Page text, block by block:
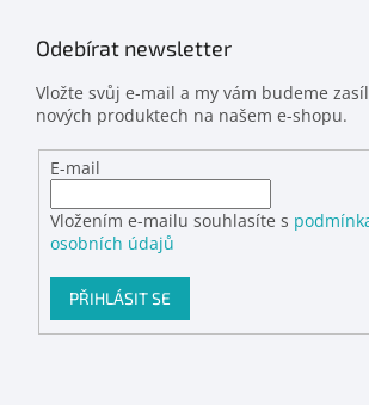
Odebírat newsletter
Vložte svůj e-mail a my vám budeme
nových produktech na našem e-shopu.
E-mail
Vložením e-mailu souhlasíte s
osobních údajů
PŘIHLÁSIT SE